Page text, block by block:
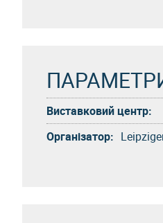
Виставковий центр:
Організатор: